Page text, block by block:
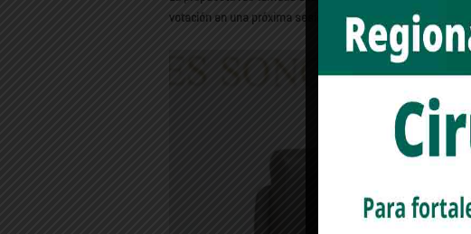
votación en una próxima sesión del Pleno.